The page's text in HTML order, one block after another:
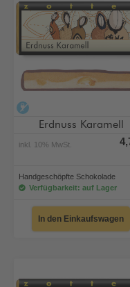
Erdnuss Karamell
inkl. 10% MwSt.
Handgeschöpfte Schokolade
Verfügbarkeit: auf Lager
In den Einkaufswagen